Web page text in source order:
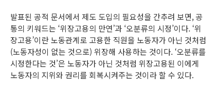
발표된 공적 문서에서 제도 도입의 필요성을 간추려 보면, 공
통의 키워드는 ‘위장고용의 만연’과 ‘오분류의 시정’이다. ‘위
장고용’이란 노동관계로 고용한 직원을 노동자가 아닌 것처럼
(노동자성이 없는 것으로) 위장해 사용하는 것이다. ‘오분류를
시정한다는 것’은 노동자가 아닌 것처럼 위장고용된 이에게
노동자의 지위와 권리를 회복시켜주는 것이라 할 수 있다.